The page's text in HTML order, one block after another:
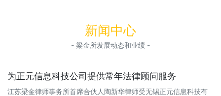
新闻中心
- 梁金所发展动态和业绩 -
为正元信息科技公司提供常年法律顾问服务
江苏梁金律师事务所首席合伙人陶新华律师受无锡正元信息科技有